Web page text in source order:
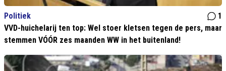
Politiek
1
VVD-huichelarij ten top: Wel stoer kletsen tegen de pers, maar
stemmen VÓÓR zes maanden WW in het buitenland!